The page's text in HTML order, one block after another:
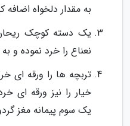
به مقدار دلخواه اضافه
یک دسته کوچک
نعناع را خرد نموده و
تربچه ها را ورقه ای
خیار را نیز ورقه ای
یک سوم پیمانه مغز